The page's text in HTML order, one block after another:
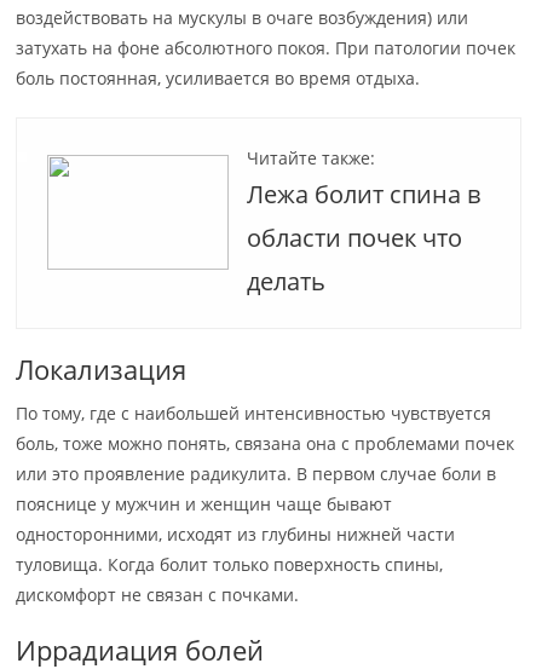
воздействовать на мускулы в очаге возбуждения) или
затухать на фоне абсолютного покоя. При патологии почек
боль постоянная, усиливается во время отдыха.
Читайте также:
Лежа болит спина в
области почек что
делать
Локализация
По тому, где с наибольшей интенсивностью чувствуется
боль, тоже можно понять, связана она с проблемами почек
или это проявление радикулита. В первом случае боли в
пояснице у мужчин и женщин чаще бывают
односторонними, исходят из глубины нижней части
туловища. Когда болит только поверхность спины,
дискомфорт не связан с почками.
Иррадиация болей